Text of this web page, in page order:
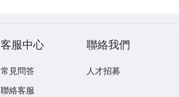
客服中心
常見問答
聯絡客服
聯絡我們
人才招募